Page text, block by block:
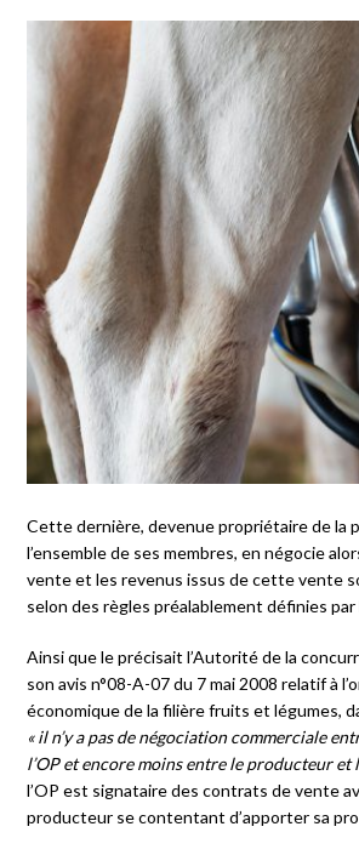
Cette dernière, devenue propriétaire de la
l’ensemble de ses membres, en négocie
vente et les revenus issus de cette vente
selon des règles préalablement définies par
Ainsi que le précisait l’Autorité de la
son avis n°08-A-07 du 7 mai 2008 relatif à
économique de la filière fruits et légumes,
« il n’y a pas de négociation commerciale
l’OP et encore moins entre le producteur et
l’OP est signataire des contrats de vente
producteur se contentant d’apporter sa